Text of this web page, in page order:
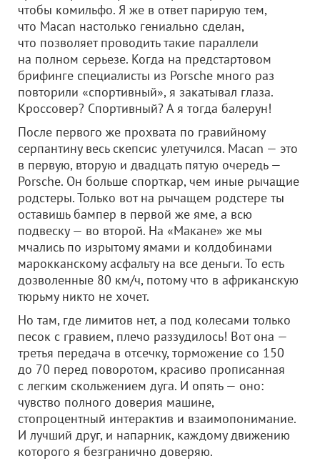
чтобы комильфо. Я же в ответ парирую тем,
что Macan настолько гениально сделан,
что позволяет проводить такие параллели
на полном серьезе. Когда на предстартовом
брифинге специалисты из Porsche много раз
повторили «спортивный», я закатывал глаза.
Кроссовер? Спортивный? А я тогда балерун!
После первого же прохвата по гравийному
серпантину весь скепсис улетучился. Macan — это
в первую, вторую и двадцать пятую очередь —
Porsche. Он больше спорткар, чем иные рычащие
родстеры. Только вот на рычащем родстере ты
оставишь бампер в первой же яме, а всю
подвеску — во второй. На «Макане» же мы
мчались по изрытому ямами и колдобинами
марокканскому асфальту на все деньги. То есть
дозволенные 80 км/ч, потому что в африканскую
тюрьму никто не хочет.
Но там, где лимитов нет, а под колесами только
песок с гравием, плечо раззудилось! Вот она —
третья передача в отсечку, торможение со 150
до 70 перед поворотом, красиво прописанная
с легким скольжением дуга. И опять — оно:
чувство полного доверия машине,
стопроцентный интерактив и взаимопонимание.
И лучший друг, и напарник, каждому движению
которого я безгранично доверяю.